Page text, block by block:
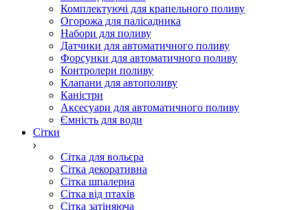
Комплектуючі для крапельного поливу
Огорожа для палісадника
Набори для поливу
Датчики для автоматичного поливу
Форсунки для автоматичного поливу
Контролери поливу
Клапани для автополиву
Каністри
Аксесуари для автоматичного поливу
Ємність для води
Сітки
Сітка для вольєра
Сітка декоративна
Сітка шпалерна
Сітка від птахів
Сітка затіняюча